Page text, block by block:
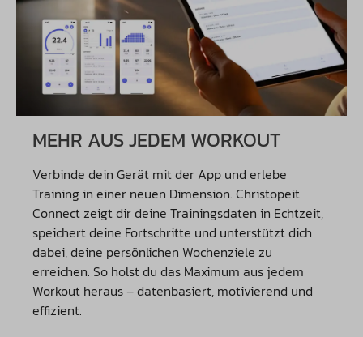
MEHR AUS JEDEM WORKOUT
Verbinde dein Gerät mit der App und erlebe
Training in einer neuen Dimension. Christopeit
Connect zeigt dir deine Trainingsdaten in Echtzeit,
speichert deine Fortschritte und unterstützt dich
dabei, deine persönlichen Wochenziele zu
erreichen. So holst du das Maximum aus jedem
Workout heraus – datenbasiert, motivierend und
effizient.